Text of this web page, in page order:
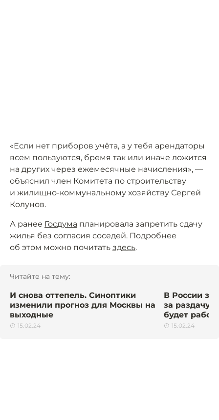
«Если нет приборов учёта, а у тебя арендаторы
всем пользуются, бремя так или иначе ложится
на других через ежемесячные начисления», —
объяснил член Комитета по строительству
и жилищно-коммунальному хозяйству Сергей
Колунов.
А ранее Госдума планировала запретить сдачу
жилья без согласия соседей. Подробнее
об этом можно почитать здесь.
Читайте на тему:
И снова оттепель. Синоптики
изменили прогноз для Москвы на
выходные
15.02.24
В России
за раздачу
будет
15.02.24